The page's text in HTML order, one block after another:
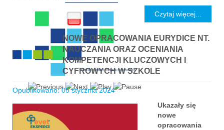
Czytaj więcej...
NOWE OPRACOWANIA EURYDICE NT.
NAUCZANIA ORAZ OCENIANIA
KOMPETENCJI KLUCZOWYCH I
CYFROWYCH W SZKOLE
Opublikowano: 05 stycznia 2024
Ukazały się
nowe
opracowania